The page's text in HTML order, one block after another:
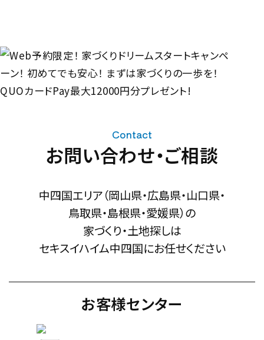
Contact
お問い合わせ・ご相談
中四国エリア（岡山県・広島県・山口県・
鳥取県・島根県・愛媛県）の
家づくり・土地探しは
セキスイハイム中四国にお任せください
お客様センター